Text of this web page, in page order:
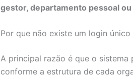
gestor, departamento pessoal
Por que não existe um login
A principal razão é que o
conforme a estrutura de cada